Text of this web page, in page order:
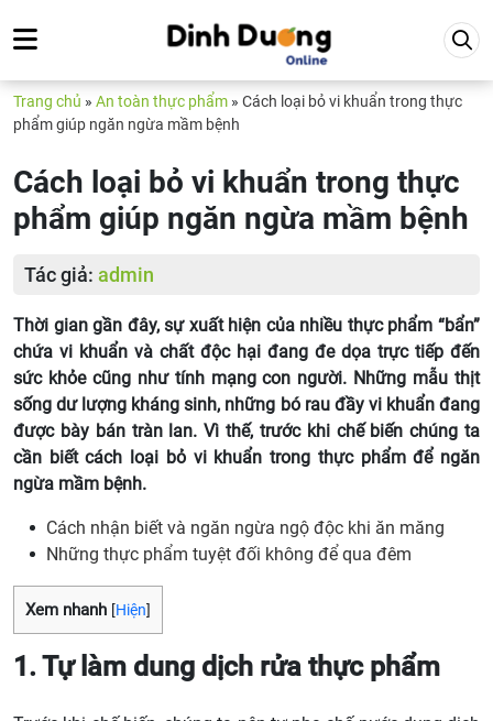
Trang chủ » An toàn thực phẩm » Cách loại bỏ vi khuẩn trong thực
phẩm giúp ngăn ngừa mầm bệnh
Cách loại bỏ vi khuẩn trong thực
phẩm giúp ngăn ngừa mầm bệnh
Tác giả: admin
Thời gian gần đây, sự xuất hiện của nhiều thực phẩm “bẩn”
chứa vi khuẩn và chất độc hại đang đe dọa trực tiếp đến
sức khỏe cũng như tính mạng con người. Những mẫu thịt
sống dư lượng kháng sinh, những bó rau đầy vi khuẩn đang
được bày bán tràn lan. Vì thế, trước khi chế biến chúng ta
cần biết cách loại bỏ vi khuẩn trong thực phẩm để ngăn
ngừa mầm bệnh.
Cách nhận biết và ngăn ngừa ngộ độc khi ăn măng
Những thực phẩm tuyệt đối không để qua đêm
Xem nhanh [Hiện]
1. Tự làm dung dịch rửa thực phẩm